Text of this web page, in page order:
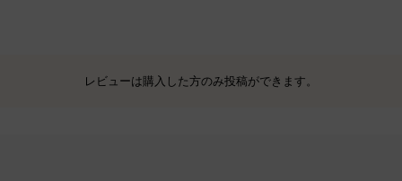
レビューは購入した方のみ投稿ができます。